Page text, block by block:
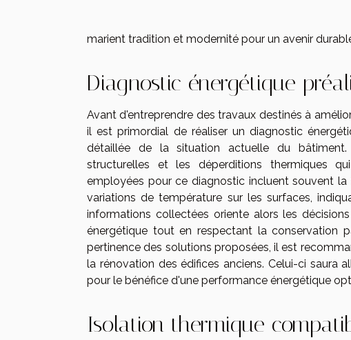
marient tradition et modernité pour un avenir
Diagnostic énergétique
Avant d'entreprendre des travaux destinés à
il est primordial de réaliser un diagnostic
détaillée de la situation actuelle du bâtiment.
structurelles et les déperditions thermiques
employées pour ce diagnostic incluent souvent
variations de température sur les surfaces,
informations collectées oriente alors les
énergétique tout en respectant la conservation
pertinence des solutions proposées, il est
la rénovation des édifices anciens. Celui-ci saura
pour le bénéfice d'une performance énergétique
Isolation thermique